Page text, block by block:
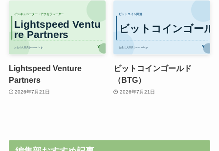
Lightspeed Venture
Partners
2026年7月21日
ビットコインゴールド
（BTG）
2026年7月21日